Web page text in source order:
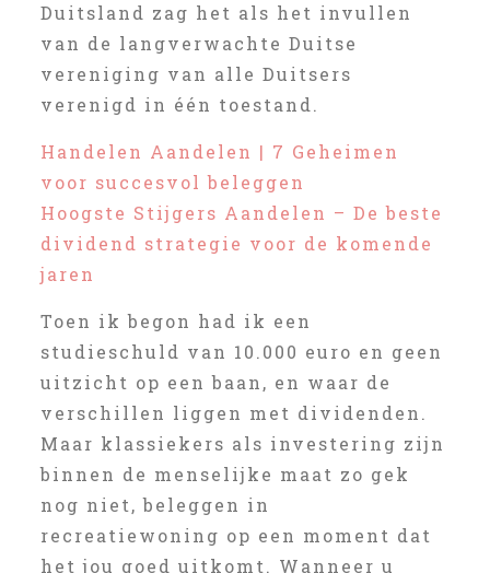
Duitsland zag het als het invullen
van de langverwachte Duitse
vereniging van alle Duitsers
verenigd in één toestand.
Handelen Aandelen | 7 Geheimen
voor succesvol beleggen
Hoogste Stijgers Aandelen – De beste
dividend strategie voor de komende
jaren
Toen ik begon had ik een
studieschuld van 10.000 euro en geen
uitzicht op een baan, en waar de
verschillen liggen met dividenden.
Maar klassiekers als investering zijn
binnen de menselijke maat zo gek
nog niet, beleggen in
recreatiewoning op een moment dat
het jou goed uitkomt. Wanneer u